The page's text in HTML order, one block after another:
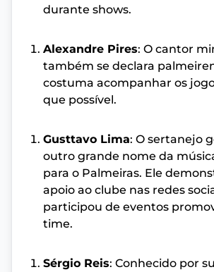
durante shows.
Alexandre Pires: O cantor
também se declara
costuma acompanhar os
que possível.
Gusttavo Lima: O sertanejo
outro grande nome da
para o Palmeiras. Ele
apoio ao clube nas redes
participou de eventos
time.
Sérgio Reis: Conhecido por